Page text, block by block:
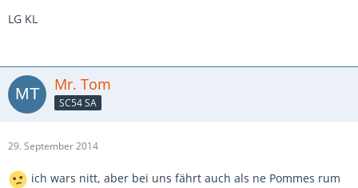
LG KL
Mr. Tom
SC54 SA
29. September 2014
ich wars nitt, aber bei uns fährt auch als ne Pommes rum